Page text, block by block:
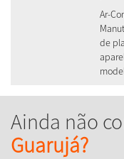
Ar-
de
Ainda não
Guarujá?